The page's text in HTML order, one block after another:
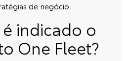
de negócio.
indicado o
One Fleet?